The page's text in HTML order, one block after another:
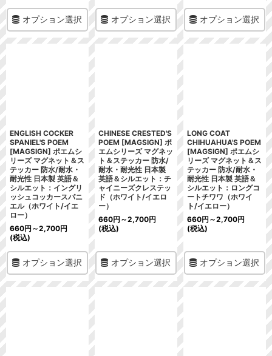
オプション選択 オプション選択 オプション選択
ENGLISH COCKER
SPANIEL'S POEM
[MAGSIGN] ポエムシ
リーズ マグネット＆ス
テッカー 防水/耐水・
耐光性 日本製 英語＆
シルエット：イングリ
ッシュコッカースパニ
エル（ホワイト/イエ
ロー）
660円 ～2,700円
(税込)
オプション選択
CHINESE CRESTED'S
POEM [MAGSIGN] ポ
エムシリーズ マグネッ
ト＆ステッカー 防水/
耐水・耐光性 日本製
英語＆シルエット：チ
ャイニーズクレステッ
ド（ホワイト/イエロ
ー）
660円 ～2,700円
(税込)
オプション選択
LONG COAT
CHIHUAHUA'S POEM
[MAGSIGN] ポエムシ
リーズ マグネット＆ス
テッカー 防水/耐水・
耐光性 日本製 英語＆
シルエット：ロングコ
ートチワワ（ホワイ
ト/イエロー）
660円 ～2,700円
(税込)
オプション選択